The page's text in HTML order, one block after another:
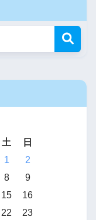
土
日
1
2
8
9
15
16
22
23